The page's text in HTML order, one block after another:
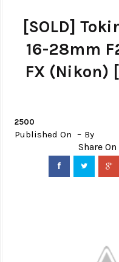
[SOLD]
16-28mm
FX (Nikon)
2500
Published On By